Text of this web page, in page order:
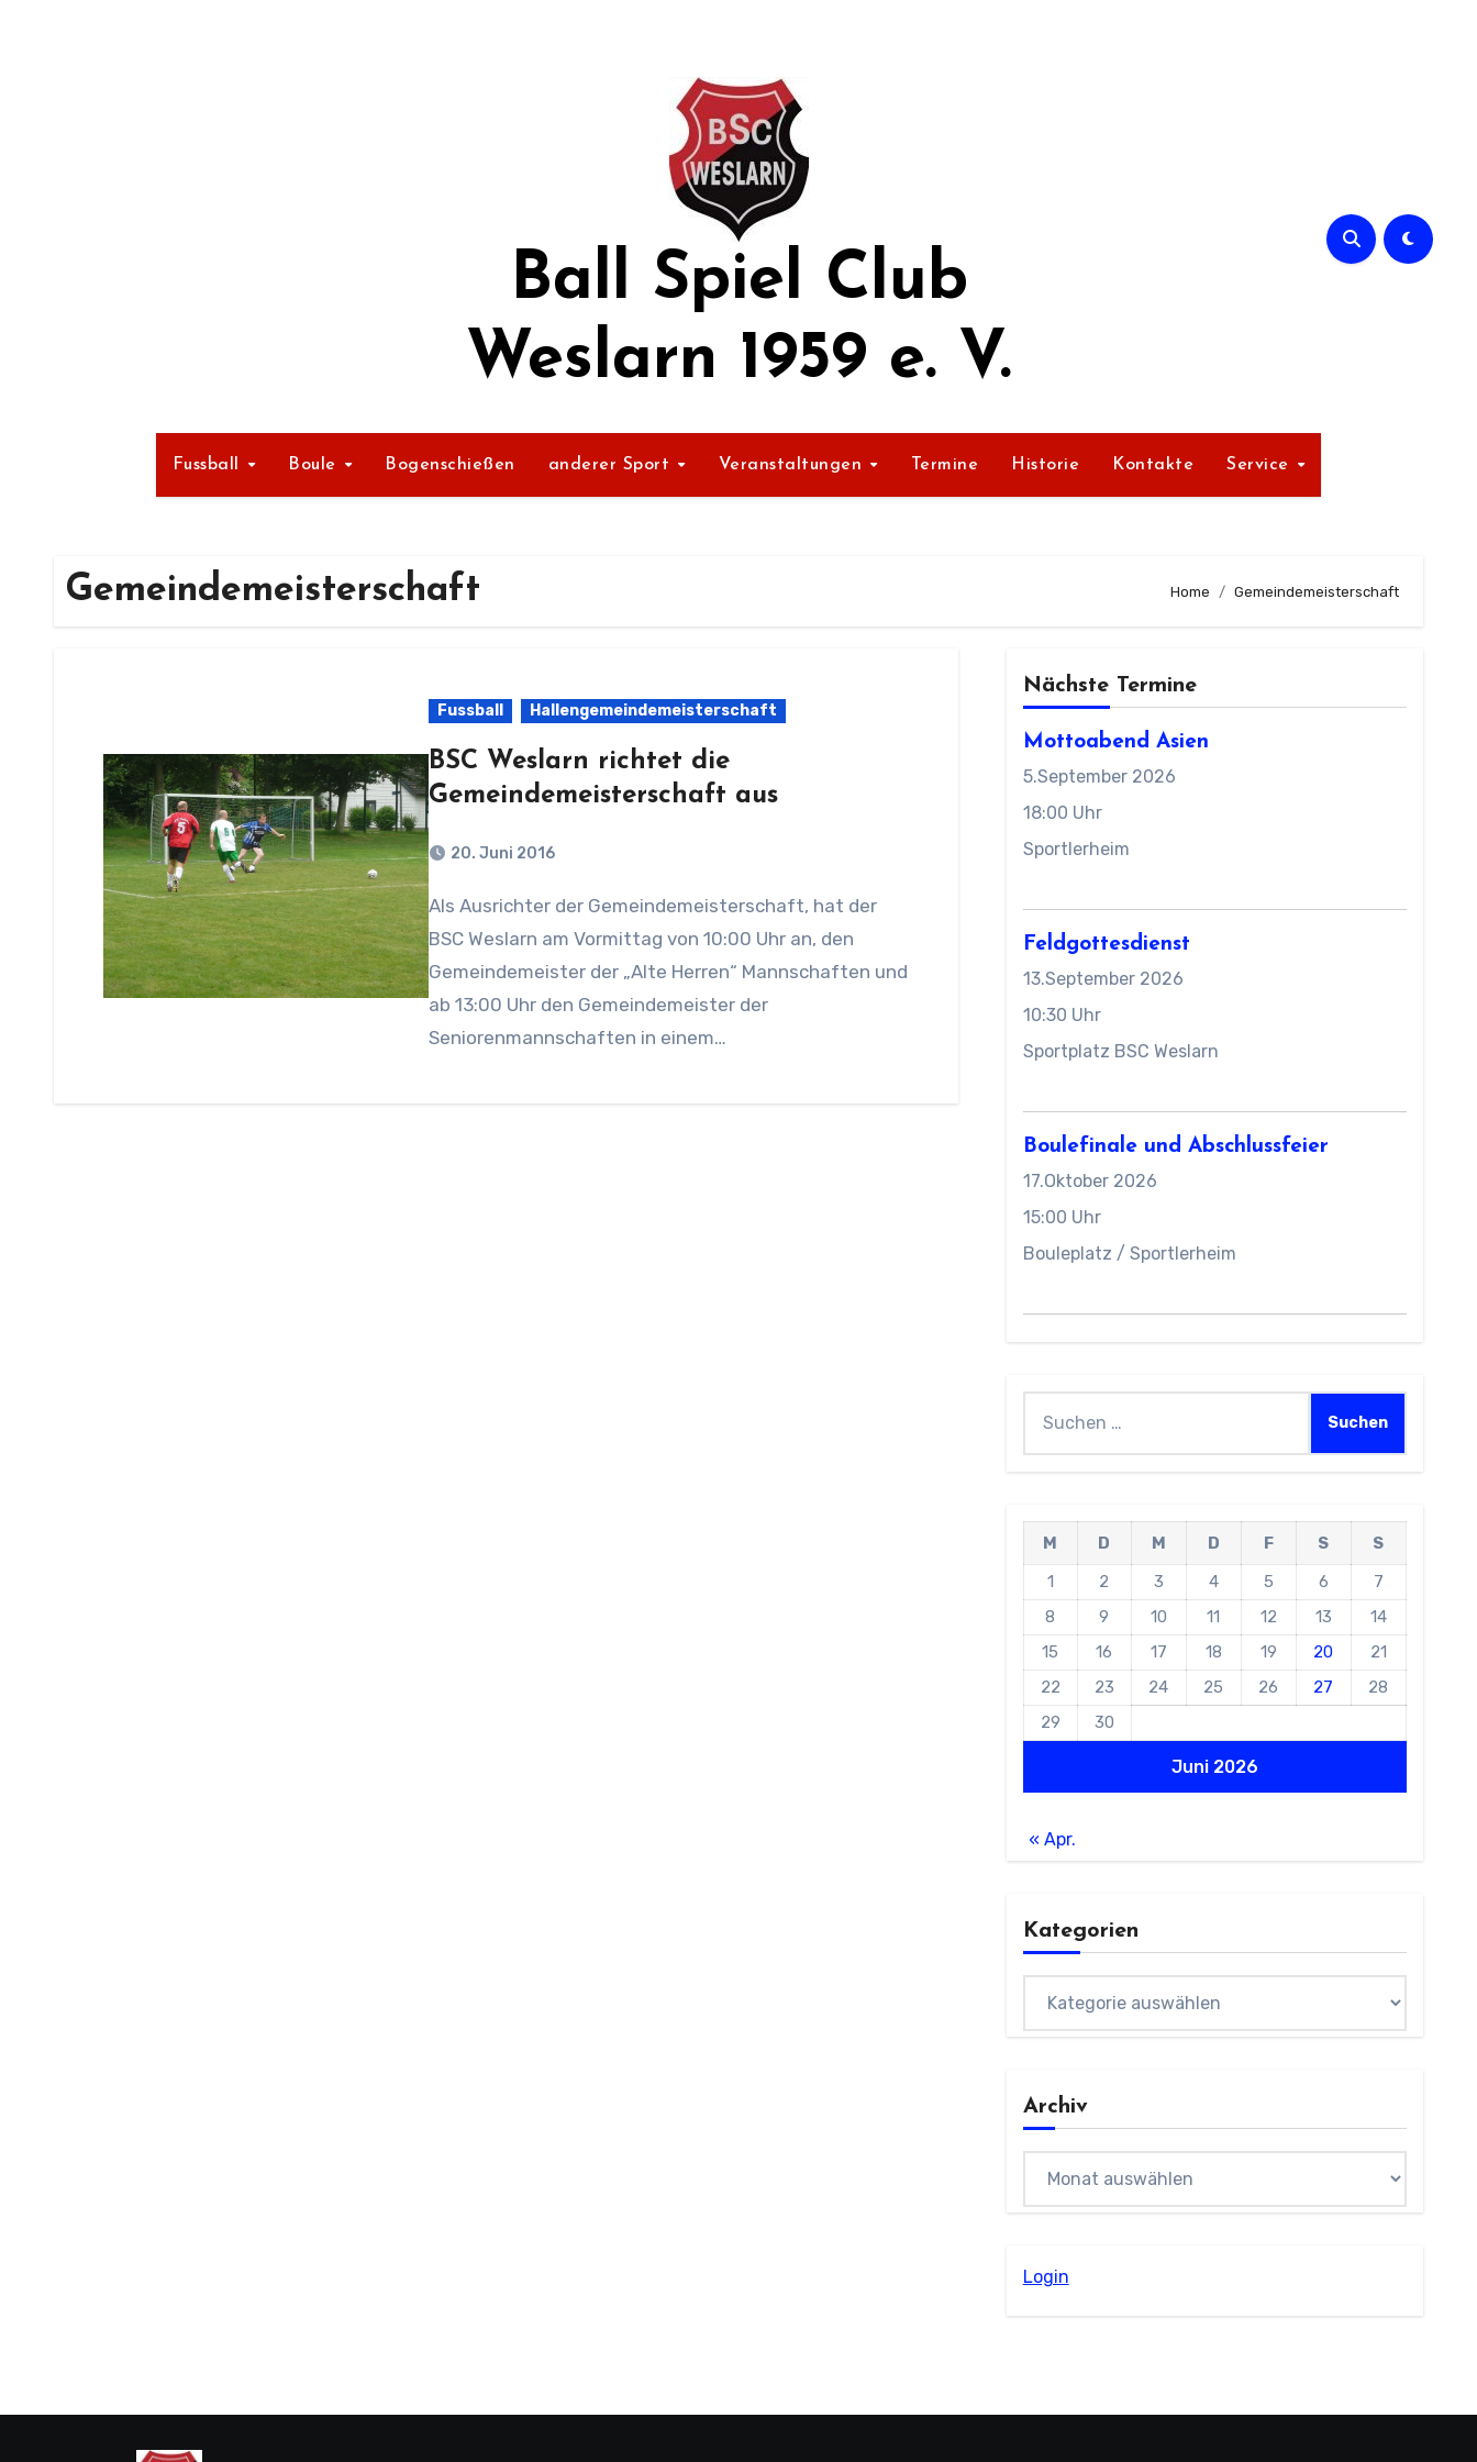
Ball Spiel Club
Weslarn 1959 e. V.
Fussball Boule Bogenschießen anderer Sport Veranstaltungen Termine Historie Kontakte Service
Gemeindemeisterschaft Home Gemeindemeisterschaft
Fussball Hallengemeindemeisterschaft
BSC Weslarn richtet die
Gemeindemeisterschaft aus
20. Juni 2016
Als Ausrichter der Gemeindemeisterschaft, hat der
BSC Weslarn am Vormittag von 10:00 Uhr an, den
Gemeindemeister der „Alte Herren“ Mannschaften und
ab 13:00 Uhr den Gemeindemeister der
Seniorenmannschaften in einem…
Nächste Termine
Mottoabend Asien
5.September 2026
18:00 Uhr
Sportlerheim
Feldgottesdienst
13.September 2026
10:30 Uhr
Sportplatz BSC Weslarn
Boulefinale und Abschlussfeier
17.Oktober 2026
15:00 Uhr
Bouleplatz / Sportlerheim
nach:
Juni 2026
M D M D F S
S
1
2 3 4 5 6
7
8
9 10 11 12 13
14
15
16 17 18 19 20
21
22
23 24 25 26 27
28
29
30
« Apr.
Kategorien
Archiv
Login